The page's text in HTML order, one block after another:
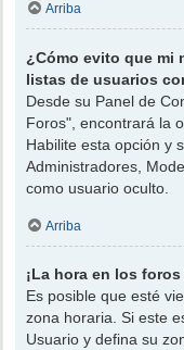
Arriba
¿Cómo evito que mi
listas de usuarios
Desde su Panel de
Foros", encontrará la
Habilite esta opción y
Administradores,
como usuario oculto.
Arriba
¡La hora en los
Es posible que esté
zona horaria. Si este
Usuario y defina su